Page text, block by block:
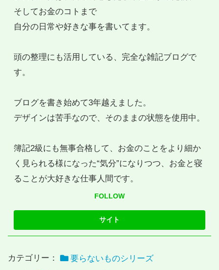
そしてお金のコトまで
自分の日常や好きな事を書いてます。
頭の整理にも活用している、完全な雑記ブログで
す。
ブログを書き始めて3年越えました。
デザインは苦手なので、そのままの状態を使用中。
簿記2級にも無事合格して、お金のことをより細か
く見られる様になった“気分”になりつつ、お金と寝
ることが大好きな仕事人間です。
FOLLOW
カテゴリー：
要らないものシリーズ